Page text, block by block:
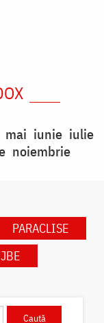
mai iunie iulie
noiembrie
PARACLISE